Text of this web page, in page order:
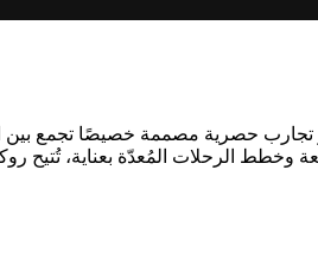
حصرية مصممة خصيصًا تجمع بين
وخطط الرحلات المُعدّة بعناية،